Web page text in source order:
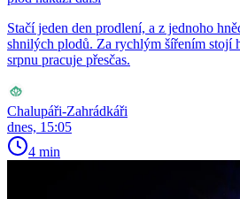
Stačí jeden den prodlení, a z jednoho
shnilých plodů. Za rychlým šířením stojí
srpnu pracuje přesčas.
Chalupáři-Zahrádkáři
dnes, 15:05
4 min